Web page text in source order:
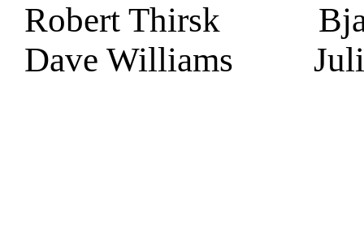
Robert Thirsk
Dave Williams Julie